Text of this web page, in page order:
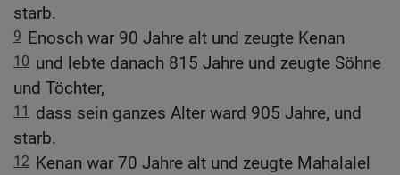
starb.
9 Enosch war 90 Jahre alt und zeugte Kenan
10 und lebte danach 815 Jahre und zeugte Söhne
und Töchter,
11
dass sein ganzes Alter ward 905 Jahre, und
starb.
12 Kenan war 70 Jahre alt und zeugte Mahalalel